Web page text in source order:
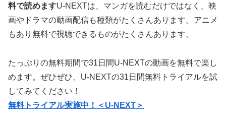
料で読めますU-NEXTは、マンガを読むだけではなく、映
画やドラマの動画配信も種類がたくさんあります。アニメ
もあり無料で視聴できるものがたくさんあります。
たっぷりの無料期間で31日間U-NEXTの動画を無料で楽し
めます。ぜひぜひ、U-NEXTの31日間無料トライアルを試
してみてください！
無料トライアル実施中！＜U-NEXT＞